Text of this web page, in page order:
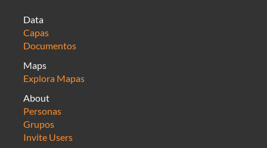
Data
Capas
Documentos
Maps
Explora Mapas
About
Personas
Grupos
Invite Users